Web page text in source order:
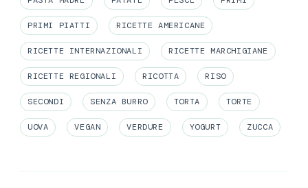
PRIMI PIATTI RICETTE AMERICANE
RICETTE INTERNAZIONALI RICETTE MARCHIGIANE
RICETTE REGIONALI RICOTTA RISO
SECONDI SENZA BURRO TORTA TORTE
UOVA VEGAN VERDURE YOGURT ZUCCA